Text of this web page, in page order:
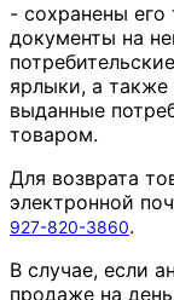
- сохранены его
документы на
ярлыки, а также
выданные
товаром.
Для возврата
электронной
927-820-3860.
В случае, если
продаже на